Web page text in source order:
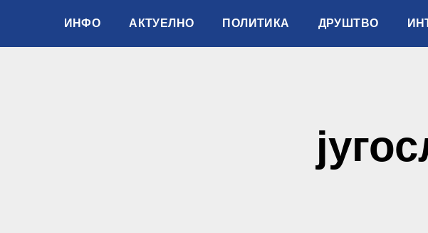
ИНФО АКТУЕЛНО ПОЛИТИКА ДРУШТВО